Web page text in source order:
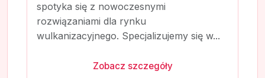
spotyka się z nowoczesnymi
rozwiązaniami dla rynku
wulkanizacyjnego. Specjalizujemy się w...
Zobacz szczegóły